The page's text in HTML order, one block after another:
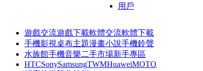
用戶
遊戲交流遊戲下載軟體交流軟體下載
手機影視桌布主題漫畫小說手機鈴聲
水族館手機音樂二手市場新手專區
HTCSonySamsungTWMHuaweiMOTO